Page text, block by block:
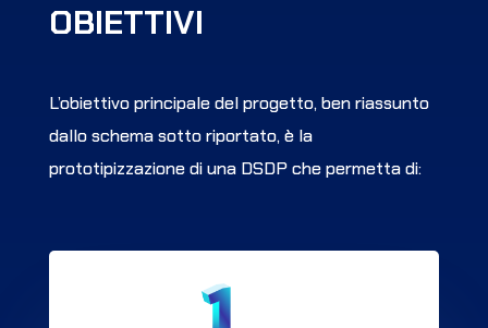
OBIETTIVI
L’obiettivo principale del progetto, ben riassunto
dallo schema sotto riportato, è la
prototipizzazione di una DSDP che permetta di: